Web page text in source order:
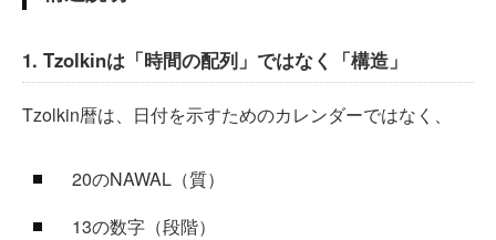
1. Tzolkinは「時間の配列」ではなく「構造」
Tzolkin暦は、日付を示すためのカレンダーではなく、
20のNAWAL（質）
13の数字（段階）